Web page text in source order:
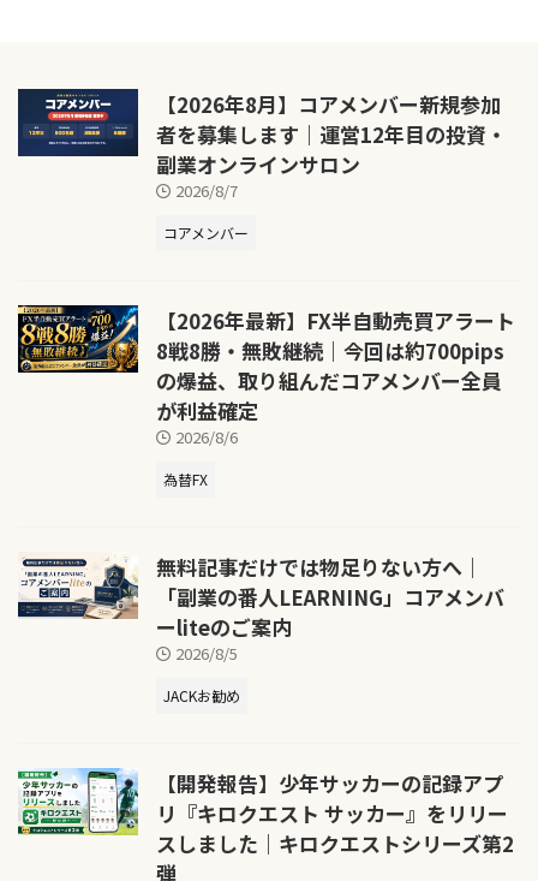
【2026年8月】コアメンバー新規参加
者を募集します｜運営12年目の投資・
副業オンラインサロン
2026/8/7
コアメンバー
【2026年最新】FX半自動売買アラート
8戦8勝・無敗継続｜今回は約700pips
の爆益、取り組んだコアメンバー全員
が利益確定
2026/8/6
為替FX
無料記事だけでは物足りない方へ｜
「副業の番人LEARNING」コアメンバ
ーliteのご案内
2026/8/5
JACKお勧め
【開発報告】少年サッカーの記録アプ
リ『キロクエスト サッカー』をリリー
スしました｜キロクエストシリーズ第2
弾